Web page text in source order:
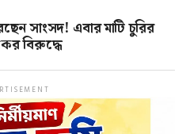
সাংসদ! এবার মাটি চুরির
বিরুদ্ধে